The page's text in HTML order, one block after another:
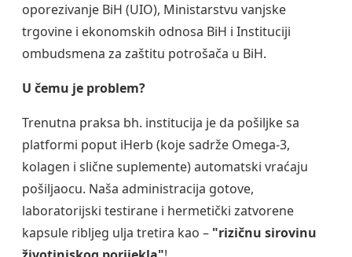
oporezivanje BiH (UIO), Ministarstvu vanjske
trgovine i ekonomskih odnosa BiH i Instituciji
ombudsmena za zaštitu potrošača u BiH.
U čemu je problem?
Trenutna praksa bh. institucija je da pošiljke sa
platformi poput iHerb (koje sadrže Omega-3,
kolagen i slične suplemente) automatski vraćaju
pošiljaocu. Naša administracija gotove,
laboratorijski testirane i hermetički zatvorene
kapsule ribljeg ulja tretira kao – "rizičnu sirovinu